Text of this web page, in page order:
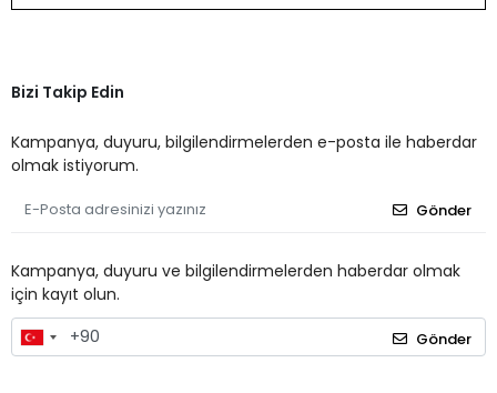
Bizi Takip Edin
Kampanya, duyuru, bilgilendirmelerden e-posta ile haberdar
olmak istiyorum.
Gönder
Kampanya, duyuru ve bilgilendirmelerden haberdar olmak
için kayıt olun.
Gönder